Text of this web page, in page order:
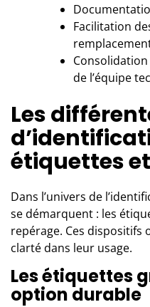
Facilitation
de l’équipe
Les
étiquettes
Dans l’univers de
se démarquent : les
repérage. Ces
clarté dans leur usage.
Les étiquettes
option durable